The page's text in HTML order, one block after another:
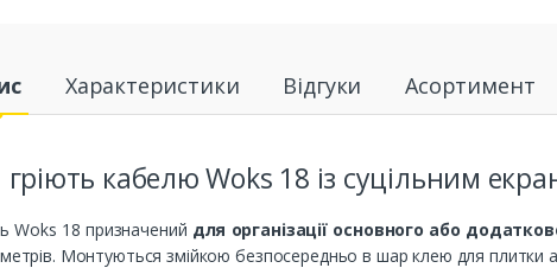
Характеристики Відгуки Асортимент
гріють кабелю Woks 18 із суцільним
Woks 18 призначений для організації основного або
Монтуються змійкою безпосередньо в шар клею для плитки